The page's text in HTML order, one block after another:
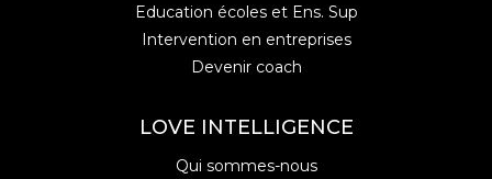
Education écoles et Ens. Sup
Intervention en entreprises
Devenir coach
LOVE INTELLIGENCE
Qui sommes-nous